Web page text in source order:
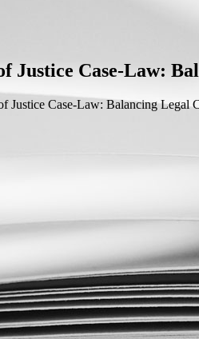
Justice Case-Law:
Justice Case-Law: Balancing Legal